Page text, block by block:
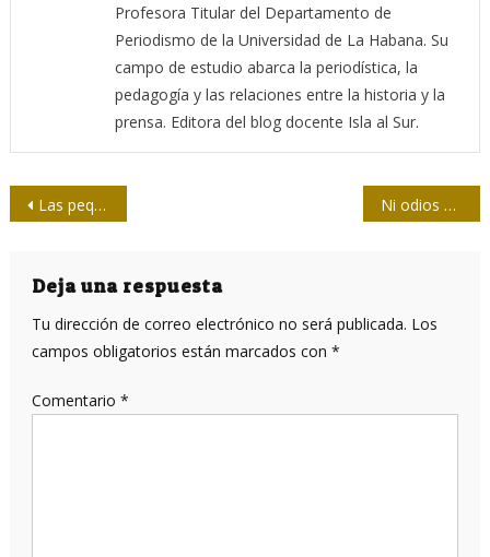
Profesora Titular del Departamento de
Periodismo de la Universidad de La Habana. Su
campo de estudio abarca la periodística, la
pedagogía y las relaciones entre la historia y la
prensa. Editora del blog docente Isla al Sur.
Navegación
entradas
Las pequeñas empresas estatales y el socialismo Ni odios ni olvidos, y no es bolero
Deja una respuesta
Tu dirección de correo electrónico no será publicada. Los
campos obligatorios están marcados con *
Comentario *